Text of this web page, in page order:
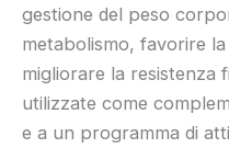
gestione del peso
metabolismo, favorire
migliorare la resistenza
utilizzate come
e a un programma di